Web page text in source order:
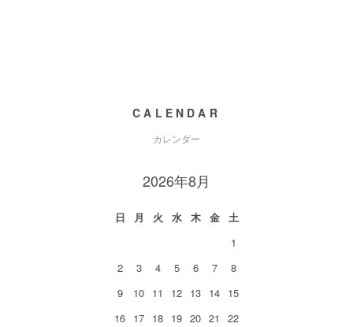
CALENDAR
カレンダー
2026年8月
日 月 火 水 木 金
土
1
2
3 4 5 6 7
8
9
10 11 12 13 14 15
16 17 18 19 20 21
22